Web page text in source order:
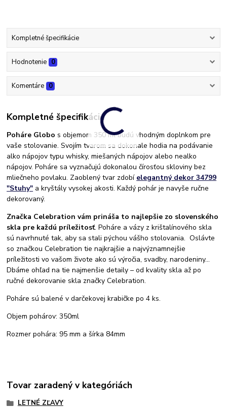
Kompletné špecifikácie
Hodnotenie 0
Komentáre 0
Kompletné špecifikácie
Poháre Globos objemom 350 ml budú vhodným doplnkom pre
vaše stolovanie. Svojím tvarom sa dokonale hodia na podávanie
alko nápojov typu whisky, miešaných nápojov alebo nealko
nápojov. Poháre sa vyznačujú dokonalou čírosťou skloviny bez
mliečneho povlaku. Zaoblený tvar zdobí elegantný dekor 34799
"Stuhy" a kryštály vysokej akosti. Každý pohár je navyše ručne
dekorovaný.
Značka Celebration vám prináša to najlepšie zo slovenského
skla pre každú príležitosť. Poháre a vázy z krištalínového skla
sú navrhnuté tak, aby sa stali pýchou vášho stolovania. Oslávte
so značkou Celebration tie najkrajšie a najvýznamnejšie
príležitosti vo vašom živote ako sú výročia, svadby, narodeniny...
Dbáme ohľad na tie najmenšie detaily – od kvality skla až po
ručné dekorovanie skla značky Celebration.
Poháre sú balené v darčekovej krabičke po 4 ks.
Objem pohárov: 350ml
Rozmer pohára: 95 mm a šírka 84mm
Tovar zaradený v kategóriách
LETNÉ ZĽAVY